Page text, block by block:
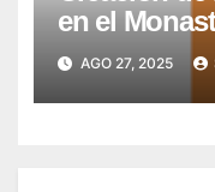
en el
Montesión –
Humanitate
AGO 27, 2025